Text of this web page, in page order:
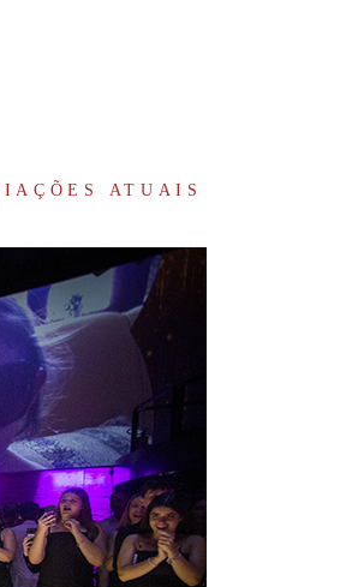
ATUAIS